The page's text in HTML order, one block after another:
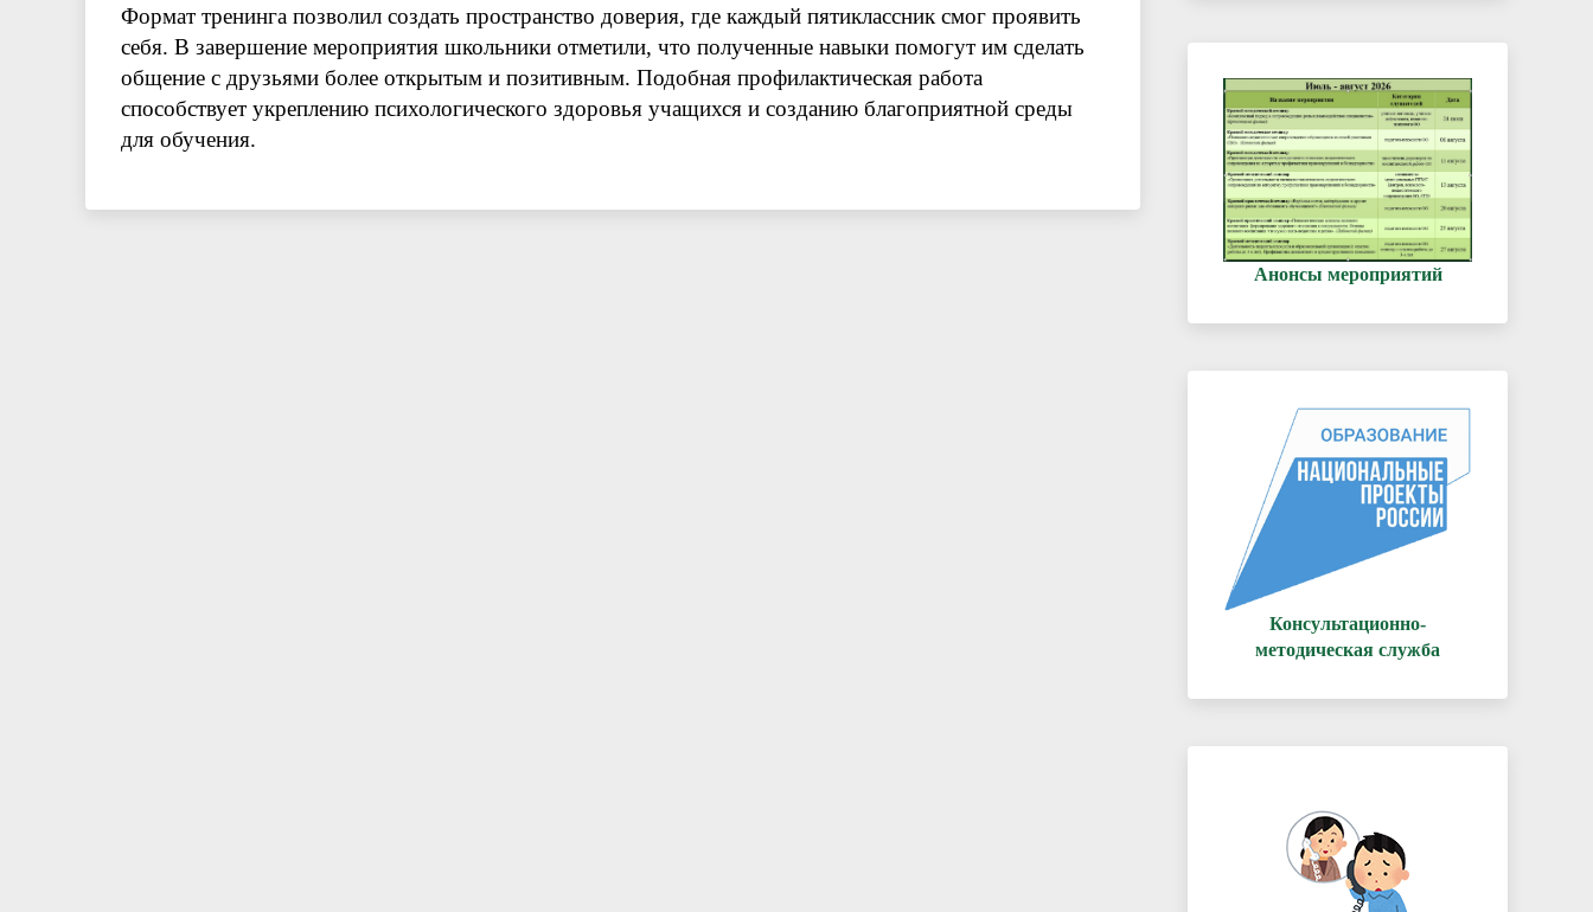
Формат тренинга позволил создать пространство доверия, где каждый пятиклассник смог проявить
себя. В завершение мероприятия школьники отметили, что полученные навыки помогут им сделать
общение с друзьями более открытым и позитивным. Подобная профилактическая работа
способствует укреплению психологического здоровья учащихся и созданию благоприятной среды
для обучения.
Анонсы мероприятий
Консультационно-
методическая служба